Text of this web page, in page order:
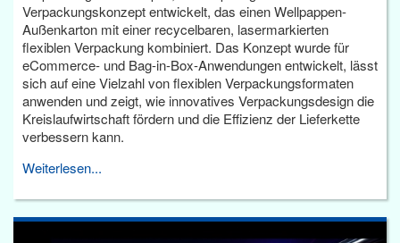
Verpackungskonzept entwickelt, das einen Wellpappen-
Außenkarton mit einer recycelbaren, lasermarkierten
flexiblen Verpackung kombiniert. Das Konzept wurde für
eCommerce- und Bag-in-Box-Anwendungen entwickelt, lässt
sich auf eine Vielzahl von flexiblen Verpackungsformaten
anwenden und zeigt, wie innovatives Verpackungsdesign die
Kreislaufwirtschaft fördern und die Effizienz der Lieferkette
verbessern kann.
Weiterlesen...